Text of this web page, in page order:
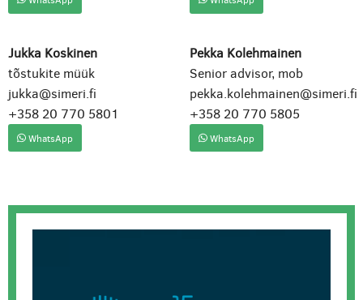
Jukka Koskinen
tõstukite müük
jukka@simeri.fi
+358 20 770 5801
WhatsApp
Pekka Kolehmainen
Senior advisor, mob
pekka.kolehmainen@simeri.fi
+358 20 770 5805
WhatsApp